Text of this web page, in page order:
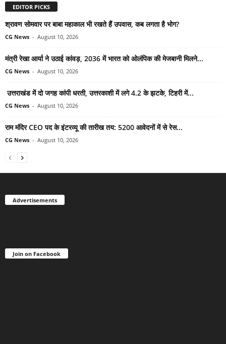
EDITOR PICKS
श्रावण सोमवार पर बाबा महाकाल भी रखते हैं उपवास, कब लगता है भोग?
CG News - August 10, 2026
मंत्री रेखा आर्या ने उठाई कांवड़, 2036 में भारत को ओलंपिक की मेजबानी मिलने...
CG News - August 10, 2026
उत्तराखंड में दो जगह कांपी धरती, उत्तरकाशी में लगे 4.2 के झटके, टिहरी में...
CG News - August 10, 2026
राम मंदिर CEO पद के इंटरव्यू की तारीख तय: 5200 आवेदनों में से रेस...
CG News - August 10, 2026
Advertisements
Join on Facebook